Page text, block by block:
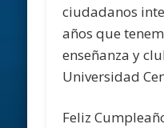
ciudadanos
años que
enseñanza y
Universidad
Feliz